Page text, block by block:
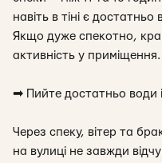
навіть в тіні є
Якщо дуже спекотно,
активність у приміщення.
➡ Пийте достатньо води
Через спеку, вітер та
на вулиці не завжди